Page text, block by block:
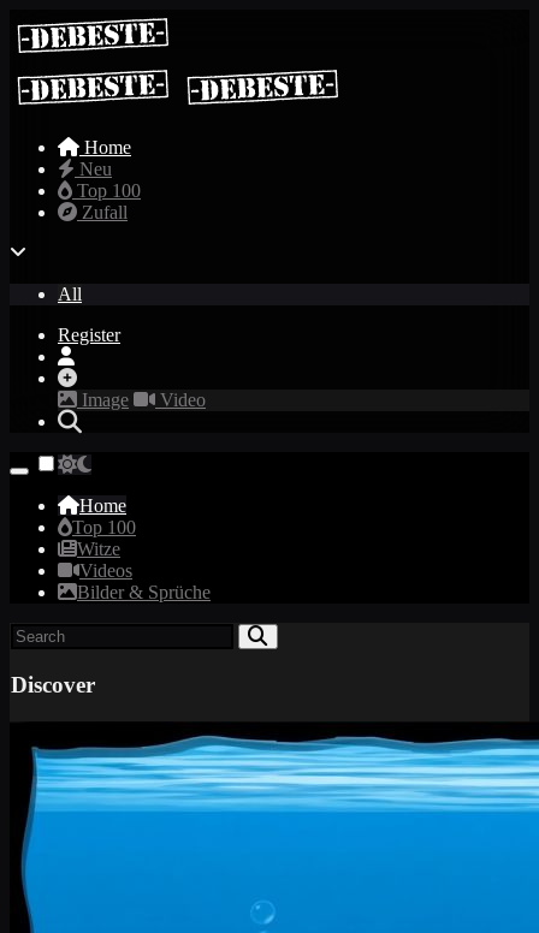
Home
Neu
Top 100
Zufall
All
Register
Image Video
Home
Top 100
Witze
Videos
Bilder & Sprüche
Discover